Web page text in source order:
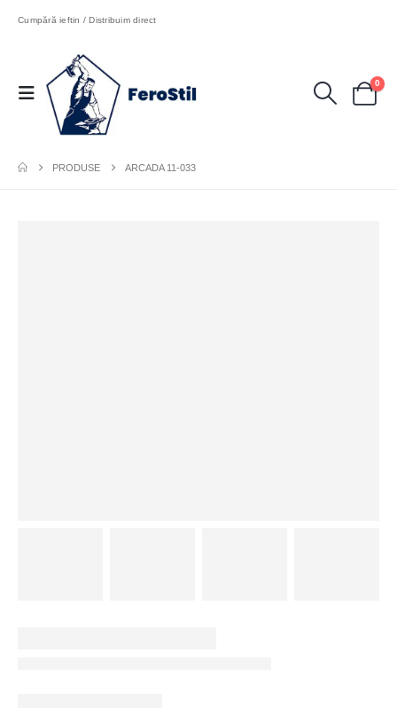
Cumpără ieftin / Distribuim direct
0
PRODUSE ARCADA 11-033